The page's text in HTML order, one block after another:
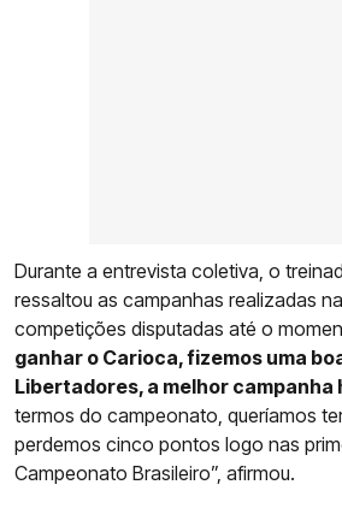
Durante a entrevista coletiva, o
ressaltou as campanhas realizadas
competições disputadas até o
ganhar o Carioca, fizemos uma
Libertadores, a melhor campanha
termos do campeonato, queríamos
perdemos cinco pontos logo nas
Campeonato Brasileiro”, afirmou.